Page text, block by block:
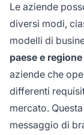
Le aziende
diversi modi,
modelli di
paese e regione
aziende che
differenti
mercato.
messaggio di